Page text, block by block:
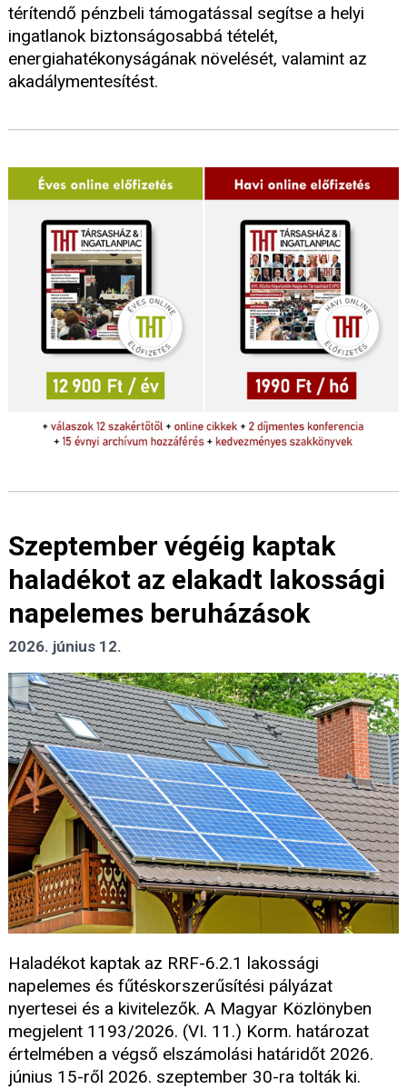
térítendő pénzbeli támogatással segítse a helyi
ingatlanok biztonságosabbá tételét,
energiahatékonyságának növelését, valamint az
akadálymentesítést.
Szeptember végéig kaptak
haladékot az elakadt lakossági
napelemes beruházások
2026. június 12.
Haladékot kaptak az RRF-6.2.1 lakossági
napelemes és fűtéskorszerűsítési pályázat
nyertesei és a kivitelezők. A Magyar Közlönyben
megjelent 1193/2026. (VI. 11.) Korm. határozat
értelmében a végső elszámolási határidőt 2026.
június 15-ről 2026. szeptember 30-ra tolták ki.